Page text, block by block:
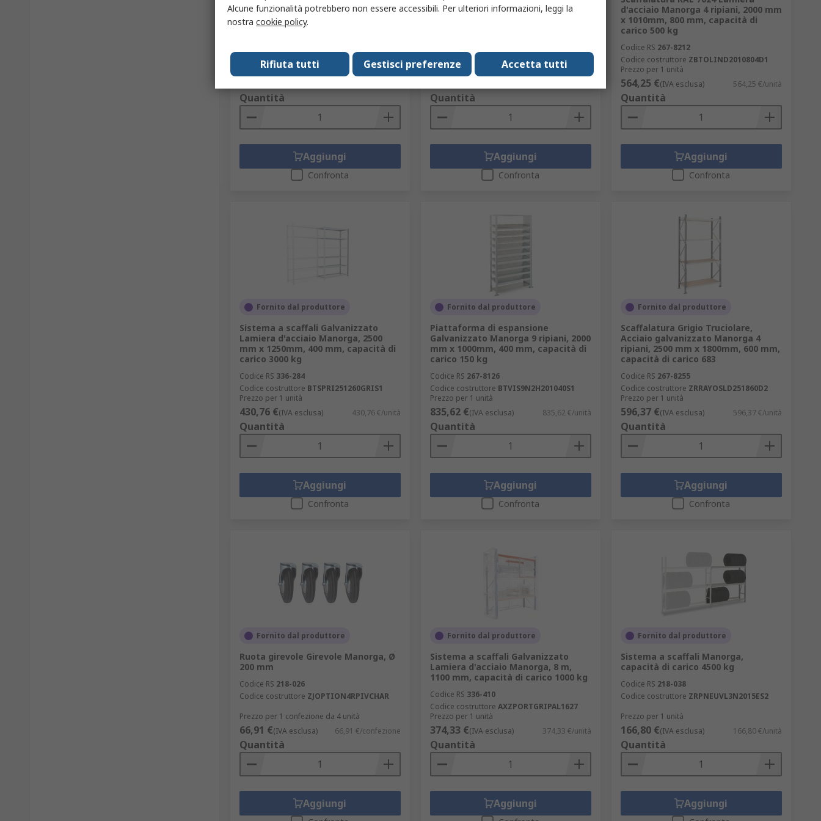
Lamiera d'acciaio Manorga 1 ripiani,
300 mm x 1250mm, 300 mm,
capacità di carico 122 kg
Codice costruttore
ZANIVSUPTUB1230A
Prezzo per 1 unità
Quantità
Aggiungi
Confronta
Galvanizzato Acciaio galvanizzato
Codice costruttore
ZSNIVSUPTUBG1080A
Prezzo per 1 unità
Quantità
Aggiungi
Confronta
d'acciaio Manorga 4 ripiani, 2000 mm
x 1010mm, 800 mm, capacità di
carico 500 kg
Codice RS 267-8212
Codice costruttore ZBTOLIND2010804D1
Prezzo per 1 unità
564,25 €(IVA esclusa) 564,25 €/unità
Quantità
Aggiungi
Confronta
Fornito dal produttore
Sistema a scaffali Galvanizzato
Lamiera d'acciaio Manorga, 2500
mm x 1250mm, 400 mm, capacità di
carico 3000 kg
Codice RS 336-284
Codice costruttore BTSPRI251260GRIS1
Prezzo per 1 unità
430,76 €(IVA esclusa) 430,76 €/unità
Quantità
Aggiungi
Confronta
Fornito dal produttore
Piattaforma di espansione
Galvanizzato Manorga 9 ripiani, 2000
mm x 1000mm, 400 mm, capacità di
carico 150 kg
Codice RS 267-8126
Codice costruttore BTVIS9N2H201040S1
Prezzo per 1 unità
835,62 €(IVA esclusa) 835,62 €/unità
Quantità
Aggiungi
Confronta
Fornito dal produttore
Scaffalatura Grigio Truciolare,
Acciaio galvanizzato Manorga 4
ripiani, 2500 mm x 1800mm, 600 mm,
capacità di carico 683
Codice RS 267-8255
Codice costruttore ZRRAYOSLD251860D2
Prezzo per 1 unità
596,37 €(IVA esclusa) 596,37 €/unità
Quantità
Aggiungi
Confronta
Fornito dal produttore
Ruota girevole Girevole Manorga, Ø
200 mm
Codice RS 218-026
Codice costruttore ZJOPTION4RPIVCHAR
Prezzo per 1 confezione da 4 unità
66,91 €(IVA esclusa) 66,91 €/confezione
Quantità
Aggiungi
Fornito dal produttore
Sistema a scaffali Galvanizzato
Lamiera d'acciaio Manorga, 8 m,
1100 mm, capacità di carico 1000 kg
Codice RS 336-410
Codice costruttore AXZPORTGRIPAL1627
Prezzo per 1 unità
374,33 €(IVA esclusa) 374,33 €/unità
Quantità
Aggiungi
Fornito dal produttore
Sistema a scaffali Manorga,
capacità di carico 4500 kg
Codice RS 218-038
Codice costruttore ZRPNEUVL3N2015ES2
Prezzo per 1 unità
166,80 €(IVA esclusa) 166,80 €/unità
Quantità
Aggiungi
Alcune funzionalità potrebbero non essere accessibili. Per ulteriori informazioni, leggi la
nostra cookie policy.
Accetta tutti
Gestisci preferenze
Rifiuta tutti